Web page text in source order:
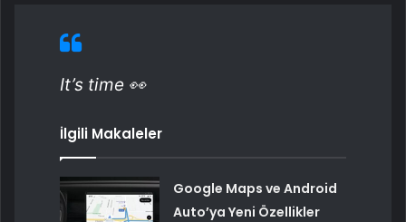
It’s time 👀
İlgili Makaleler
Google Maps ve Android
Auto’ya Yeni Özellikler